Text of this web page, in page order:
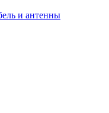
и антенны